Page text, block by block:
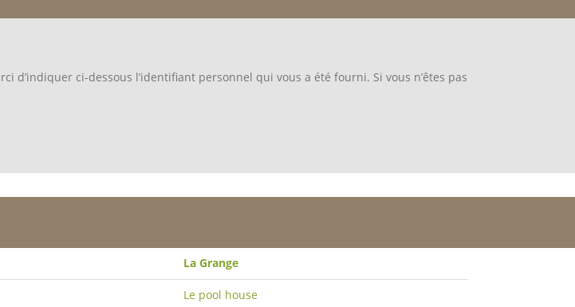
d’indiquer ci-dessous l’identifiant personnel qui vous a été fourni. Si vous n’êtes pas
La Grange
Le pool house